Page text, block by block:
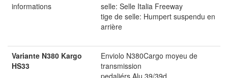
informations
selle: Selle Italia Freeway
tige de selle: Humpert suspendu en
arrière
Variante N380 Kargo
HS33
Enviolo N380Cargo moyeu de
transmission
pedaliérs Alu 39/39d